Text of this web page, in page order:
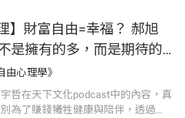
財富自由=幸福？ 郝旭
是擁有的多，而是期待的
學》
心理學》
哲在天下文化podcast中的內容，真
為了賺錢犧牲健康與陪伴，透過